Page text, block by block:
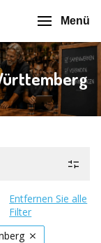
Menü
Entfernen Sie alle
Filter